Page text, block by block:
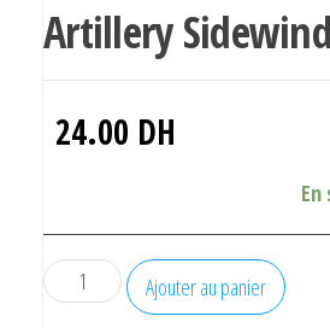
Artillery
24.00 DH
quantité
de
Ajouter au panier